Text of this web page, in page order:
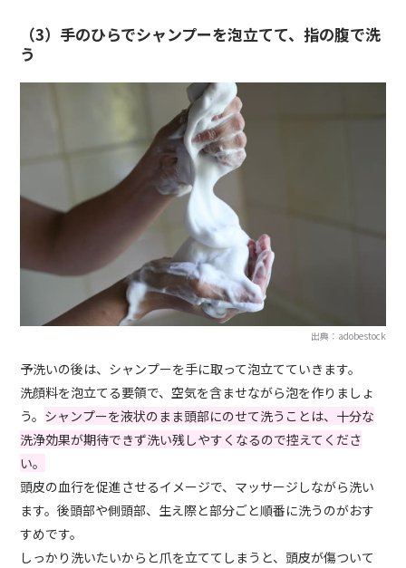
（3）手のひらでシャンプーを泡立てて、指の腹で洗
う
出典：adobestock
予洗いの後は、シャンプーを手に取って泡立てていきます。
洗顔料を泡立てる要領で、空気を含ませながら泡を作りましょ
う。 シャンプーを液状のまま頭部にのせて洗うことは、十分な
洗浄効果が期待できず洗い残しやすくなるので控えてくださ
い。
頭皮の血行を促進させるイメージで、マッサージしながら洗い
ます。後頭部や側頭部、生え際と部分ごと順番に洗うのがおす
すめです。
しっかり洗いたいからと爪を立ててしまうと、頭皮が傷ついて